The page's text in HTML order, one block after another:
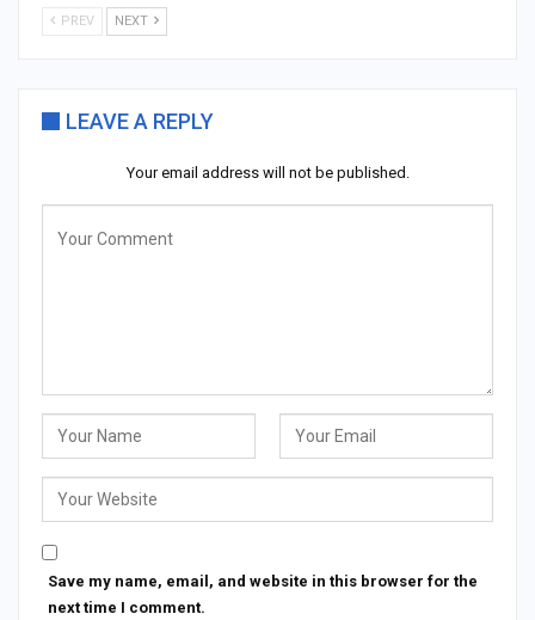
PREV NEXT
LEAVE A REPLY
Your email address will not be published.
Save my name, email, and website in this browser for the
next time I comment.